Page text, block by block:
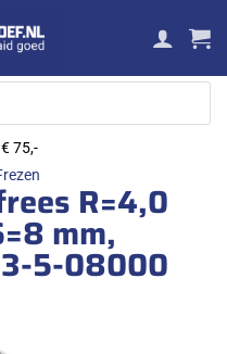
75,-
R=4,0
mm,
5-08000